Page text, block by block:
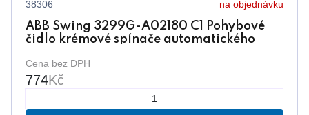
38306 na objednávku
ABB Swing 3299G-A02180 C1 Pohybové
čidlo krémové spínače automatického
Cena bez DPH
774Kč